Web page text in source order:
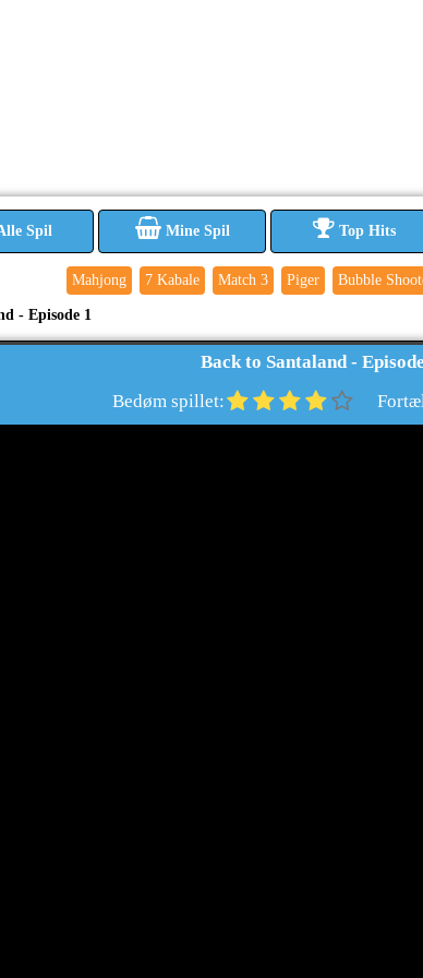
Spil Mine Spil Top Hits
Mahjong 7 Kabale Match 3 Piger Bubble
- Episode 1
Back to Santaland -
Bedøm spillet: